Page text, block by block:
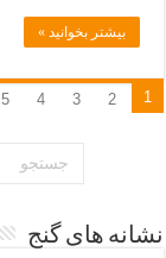
بیشتر بخوانید »
1
2
3
4
5
نشانه های گنج